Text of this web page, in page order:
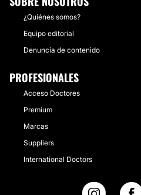
¿Quiénes somos?
Equipo editorial
Denuncia de contenido
PROFESIONALES
Acceso Doctores
Premium
Marcas
Suppliers
International Doctors